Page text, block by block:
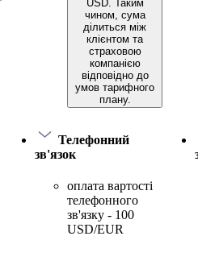
USD. Таким
чином, сума
ділиться між
клієнтом та
страховою
компанією
відповідно до
умов тарифного
плану.
Телефонний
зв'язок
оплата вартості
телефонного
зв'язку - 100
USD/EUR